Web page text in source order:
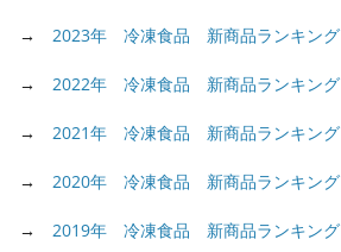
→ 2023年 冷凍食品 新商品ランキング
→ 2022年 冷凍食品 新商品ランキング
→ 2021年 冷凍食品 新商品ランキング
→ 2020年 冷凍食品 新商品ランキング
→ 2019年 冷凍食品 新商品ランキング